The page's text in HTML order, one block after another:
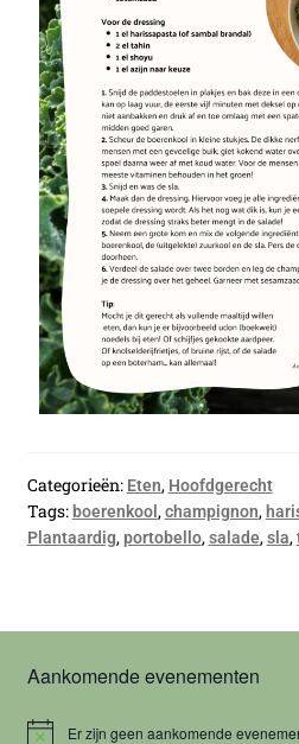
Categorieën: Eten, Hoofdgerecht
Tags: boerenkool ,champignon,
Plantaardig,portobello,salade,sla,
Aankomende evenementen
Er zijn geen aankomende